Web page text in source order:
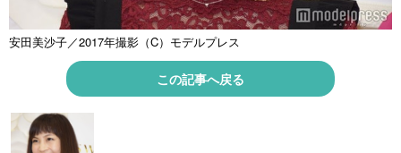
安田美沙子／2017年撮影（C）モデルプレス
この記事へ戻る